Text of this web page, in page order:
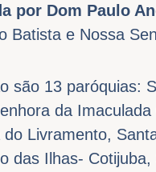
por Dom Paulo
Batista e Nossa
são 13 paróquias:
da
do Livramento,
das Ilhas-